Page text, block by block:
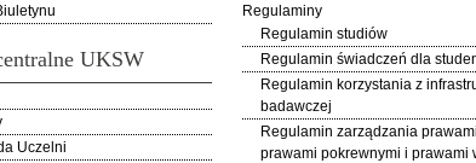
UKSW
Uczelni
Regulaminy
Regulamin studiów
Regulamin świadczeń dla
Regulamin korzystania z
badawczej
Regulamin zarządzania
prawami pokrewnymi i prawami